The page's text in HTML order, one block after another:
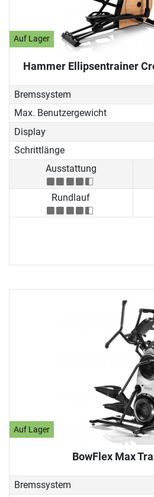
Auf Lager
Hammer Ellipsentrainer
Bremssystem
Max. Benutzergewicht
Display
Schrittlänge
Ausstattung
Rundlauf
Auf Lager
BowFlex Max
Bremssystem